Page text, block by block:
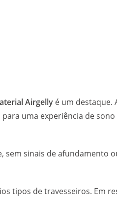
Airgelly é um destaque.
uma experiência de
sinais de afundamento
tipos de travesseiros. Em